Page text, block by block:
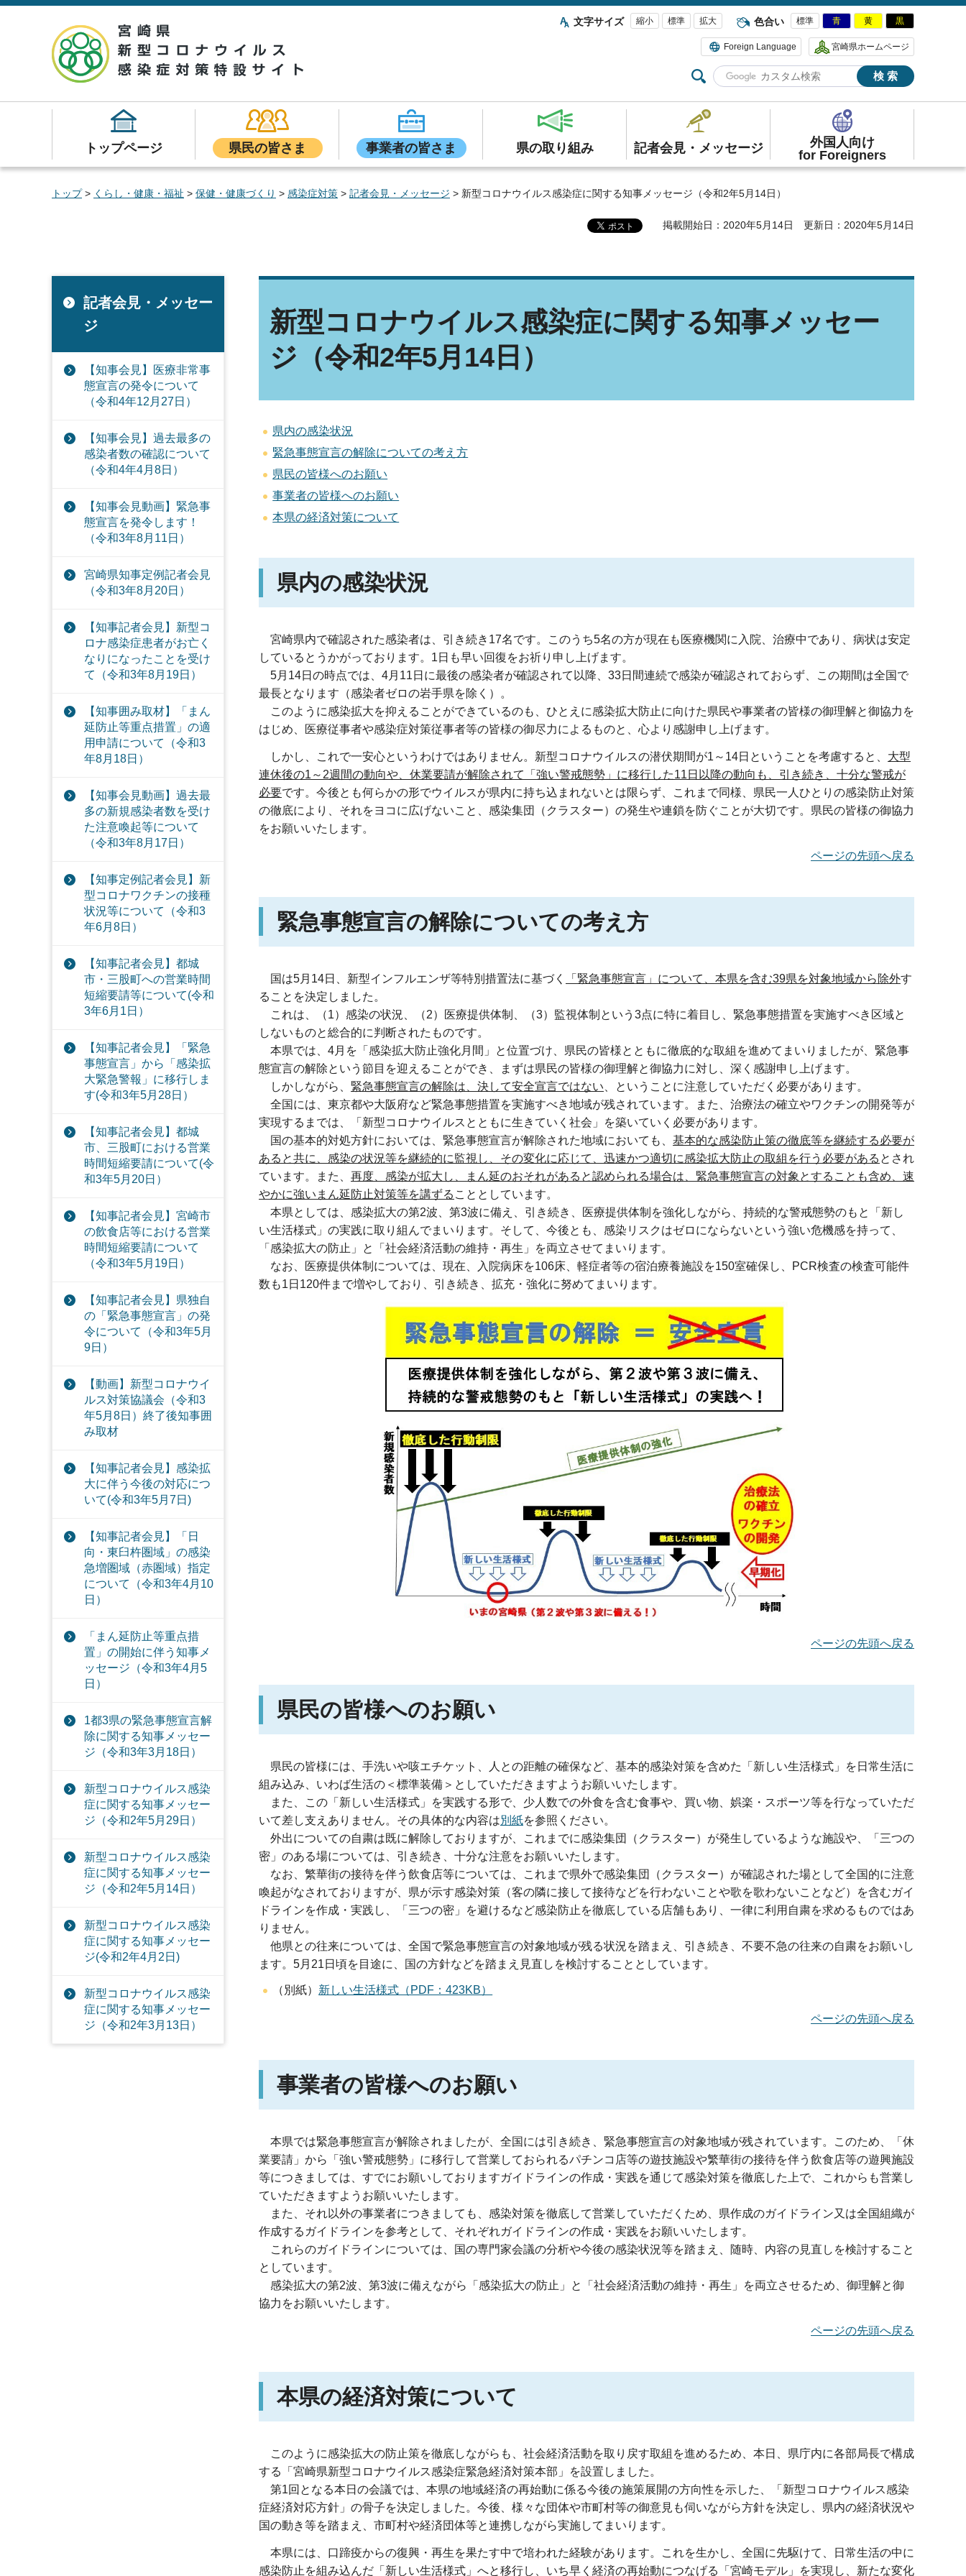
宮崎県新型コロナウイルス感染症対策特設サイ
ト
文字サイズ 縮小 標準 拡大 色合い 標準 青 黄 黒
Foreign Language 宮崎県ホームページ
サ
ト
内
検
索
トップページ 県民の皆さま 事業者の皆さま 県の取り組み 記者会見・メッセージ
外国人向け
for Foreigners
トップ> くらし・健康・福祉 > 保健・健康づくり > 感染症対策 > 記者会見・メッセージ > 新型コロナウイルス感染症に関する知事メッセージ（令和2年5月14日）
掲載開始日：2020年5月14日 更新日：2020年5月14日
記者会見・メッセー
ジ
【知事会見】医療非常事
態宣言の発令について
（令和4年12月27日）
【知事会見】過去最多の
感染者数の確認について
（令和4年4月8日）
【知事会見動画】緊急事
態宣言を発令します！
（令和3年8月11日）
宮崎県知事定例記者会見
（令和3年8月20日）
【知事記者会見】新型コ
ロナ感染症患者がお亡く
なりになったことを受け
て（令和3年8月19日）
【知事囲み取材】「まん
延防止等重点措置」の適
用申請について（令和3
年8月18日）
【知事会見動画】過去最
多の新規感染者数を受け
た注意喚起等について
（令和3年8月17日）
【知事定例記者会見】新
型コロナワクチンの接種
状況等について（令和3
年6月8日）
【知事記者会見】都城
市・三股町への営業時間
短縮要請等について(令和
3年6月1日）
【知事記者会見】「緊急
事態宣言」から「感染拡
大緊急警報」に移行しま
す(令和3年5月28日）
【知事記者会見】都城
市、三股町における営業
時間短縮要請について(令
和3年5月20日）
【知事記者会見】宮崎市
の飲食店等における営業
時間短縮要請について
（令和3年5月19日）
【知事記者会見】県独自
の「緊急事態宣言」の発
令について（令和3年5月
9日）
【動画】新型コロナウイ
ルス対策協議会（令和3
年5月8日）終了後知事囲
み取材
【知事記者会見】感染拡
大に伴う今後の対応につ
いて(令和3年5月7日)
【知事記者会見】「日
向・東臼杵圏域」の感染
急増圏域（赤圏域）指定
について（令和3年4月10
日）
「まん延防止等重点措
置」の開始に伴う知事メ
ッセージ（令和3年4月5
日）
1都3県の緊急事態宣言解
除に関する知事メッセー
ジ（令和3年3月18日）
新型コロナウイルス感染
症に関する知事メッセー
ジ（令和2年5月29日）
新型コロナウイルス感染
症に関する知事メッセー
ジ（令和2年5月14日）
新型コロナウイルス感染
症に関する知事メッセー
ジ(令和2年4月2日)
新型コロナウイルス感染
症に関する知事メッセー
ジ（令和2年3月13日）
新型コロナウイルス感染症に関する知事メッセー
ジ（令和2年5月14日）
県内の感染状況
緊急事態宣言の解除についての考え方
県民の皆様へのお願い
事業者の皆様へのお願い
本県の経済対策について
県内の感染状況
宮崎県内で確認された感染者は、引き続き17名です。このうち5名の方が現在も医療機関に入院、治療中であり、病状は安定
しているとうかがっております。1日も早い回復をお祈り申し上げます。
5月14日の時点では、4月11日に最後の感染者が確認されて以降、33日間連続で感染が確認されておらず、この期間は全国で
最長となります（感染者ゼロの岩手県を除く）。
このように感染拡大を抑えることができているのも、ひとえに感染拡大防止に向けた県民や事業者の皆様の御理解と御協力を
はじめ、医療従事者や感染症対策従事者等の皆様の御尽力によるものと、心より感謝申し上げます。
しかし、 これで一安心というわけではありません。新型コロナウイルスの潜伏期間が1～14日ということを考慮すると、 大型
連休後の1～2週間の動向や、休業要請が解除されて「強い警戒態勢」に移行した11日以降の動向も、引き続き、十分な警戒が
必要です。今後とも何らかの形でウイルスが県内に持ち込まれないとは限らず、これまで同様、県民一人ひとりの感染防止対策
の徹底により、それをヨコに広げないこと、感染集団（クラスター）の発生や連鎖を防ぐことが大切です。県民の皆様の御協力
をお願いいたします。
ページの先頭へ戻る
緊急事態宣言の解除についての考え方
国は5月14日、新型インフルエンザ等特別措置法に基づく 「緊急事態宣言」について、本県を含む39県を対象地域から除外す
ることを決定しました。
これは、（1）感染の状況、（2）医療提供体制、（3）監視体制という3点に特に着目し、緊急事態措置を実施すべき区域と
しないものと総合的に判断されたものです。
本県では、 4月を「感染拡大防止強化月間」と位置づけ、県民の皆様とともに徹底的な取組を進めてまいりましたが、緊急事
態宣言の解除という節目を迎えることができ、まずは県民の皆様の御理解と御協力に対し、深く感謝申し上げます。
しかしながら、 緊急事態宣言の解除は、決して安全宣言ではない 、ということに注意していただく必要があります。
全国には、 東京都や大阪府など緊急事態措置を実施すべき地域が残されています。また、治療法の確立やワクチンの開発等が
実現するまでは、「新型コロナウイルスとともに生きていく社会」を築いていく必要があります。
国の基本的対処方針においては、緊急事態宣言が解除された地域においても、 基本的な感染防止策の徹底等を継続する必要が
あると共に、感染の状況等を継続的に監視し、その変化に応じて、迅速かつ適切に感染拡大防止の取組を行う必要がある とされ
ています。また、 再度、感染が拡大し、まん延のおそれがあると認められる場合は、緊急事態宣言の対象とすることも含め、速
やかに強いまん延防止対策等を講ずる こととしています。
本県としては、 感染拡大の第2波、第3波に備え、引き続き、医療提供体制を強化しながら、持続的な警戒態勢のもと「新し
い生活様式」の実践に取り組んでまいります。そして、今後とも、感染リスクはゼロにならないという強い危機感を持って、
「感染拡大の防止」と「社会経済活動の維持・再生」を両立させてまいります。
なお、
医療提供体制については、現在、入院病床を106床、軽症者等の宿泊療養施設を150室確保し、PCR検査の検査可能件
数も1日120件まで増やしており、引き続き、拡充・強化に努めてまいります。
ページの先頭へ戻る
県民の皆様へのお願い
県民の皆様には、手洗いや咳エチケット、人との距離の確保など、基本的感染対策を含めた「新しい生活様式」を日常生活に
組み込み、いわば生活の＜標準装備＞としていただきますようお願いいたします。
また、
この「新しい生活様式」を実践する形で、少人数での外食を含む食事や、買い物、娯楽・スポーツ等を行なっていただ
いて差し支えありません。その具体的な内容は別紙を参照ください。
外出についての自粛は既に解除しておりますが、これまでに感染集団（クラスター）が発生しているような施設や、「三つの
密」のある場については、引き続き、十分な注意をお願いいたします。
なお、 繁華街の接待を伴う飲食店等については、これまで県外で感染集団（クラスター）が確認された場として全国的に注意
喚起がなされておりますが、県が示す感染対策（客の隣に接して接待などを行わないことや歌を歌わないことなど）を含むガイ
ドラインを作成・実践し、「三つの密」を避けるなど感染防止を徹底している店舗もあり、一律に利用自粛を求めるものではあ
りません。
他県との往来については、全国で緊急事態宣言の対象地域が残る状況を踏まえ、引き続き、不要不急の往来の自粛をお願いし
ます。5月21日頃を目途に、国の方針などを踏まえ見直しを検討することとしています。
（別紙） 新しい生活様式（PDF：423KB）
ページの先頭へ戻る
事業者の皆様へのお願い
本県では緊急事態宣言が解除されましたが、全国には引き続き、緊急事態宣言の対象地域が残されています。このため、「休
業要請」から「強い警戒態勢」に移行して営業しておられるパチンコ店等の遊技施設や繁華街の接待を伴う飲食店等の遊興施設
等につきましては、すでにお願いしておりますガイドラインの作成・実践を通じて感染対策を徹底した上で、これからも営業し
ていただきますようお願いいたします。
また、 それ以外の事業者につきましても、感染対策を徹底して営業していただくため、県作成のガイドライン又は全国組織が
作成するガイドラインを参考として、それぞれガイドラインの作成・実践をお願いいたします。
これらのガイドラインについては、国の専門家会議の分析や今後の感染状況等を踏まえ、随時、内容の見直しを検討すること
としています。
感染拡大の第2波、第3波に備えながら「感染拡大の防止」と「社会経済活動の維持・再生」を両立させるため、御理解と御
協力をお願いいたします。
ページの先頭へ戻る
本県の経済対策について
このように感染拡大の防止策を徹底しながらも、社会経済活動を取り戻す取組を進めるため、本日、県庁内に各部局長で構成
する「宮崎県新型コロナウイルス感染症緊急経済対策本部」を設置しました。
第1回となる本日の会議では、本県の地域経済の再始動に係る今後の施策展開の方向性を示した、「新型コロナウイルス感染
症経済対応方針」の骨子を決定しました。今後、様々な団体や市町村等の御意見も伺いながら方針を決定し、県内の経済状況や
国の動き等を踏まえ、市町村や経済団体等と連携しながら実施してまいります。
本県には、 口蹄疫からの復興・再生を果たす中で培われた経験があります。これを生かし、全国に先駆けて、日常生活の中に
感染防止を組み込んだ「新しい生活様式」へと移行し、いち早く経済の再始動につなげる「宮崎モデル」を実現し、新たな変化